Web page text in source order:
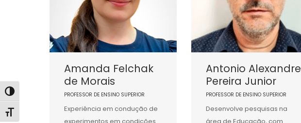
Alternar alto contraste
Alternar tamanho da fonte
Amanda Felchak
de Morais
PROFESSOR DE ENSINO SUPERIOR
Experiência em condução de
Antonio Alexandre
Pereira Junior
PROFESSOR DE ENSINO SUPERIOR
Desenvolve pesquisas na